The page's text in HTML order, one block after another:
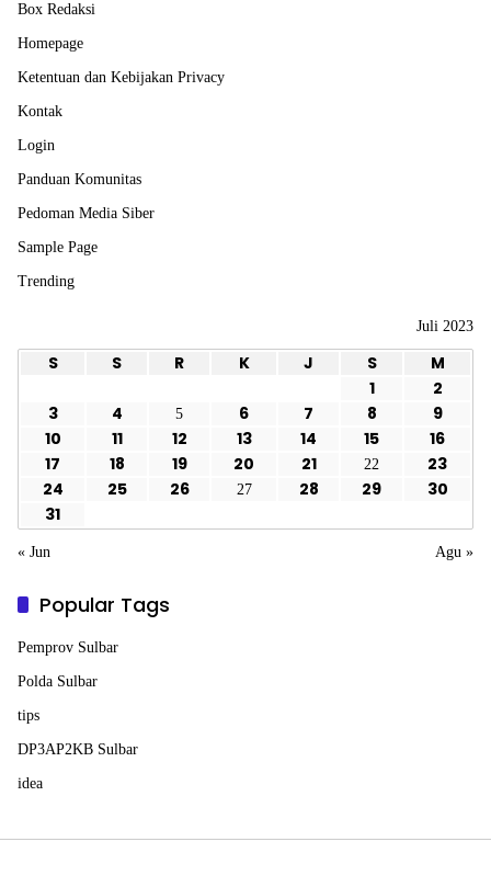
Box Redaksi
Homepage
Ketentuan dan Kebijakan Privacy
Kontak
Login
Panduan Komunitas
Pedoman Media Siber
Sample Page
Trending
Juli 2023
S S R K J S
M
1
2
3
4 5 6 7 8
9
10
11 12 13 14 15
16
17
18 19 20 21 22
23
24
25 26 27 28 29
30
31
« Jun Agu »
Popular Tags
Pemprov Sulbar
Polda Sulbar
tips
DP3AP2KB Sulbar
idea